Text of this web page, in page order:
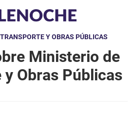
Y OBRAS PÚBLICAS
Ministerio de
Obras Públicas